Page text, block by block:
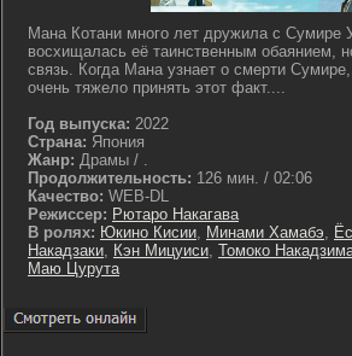
Мана Котани много лет дружила с Сумире
восхищалась её таинственным обаянием,
связь. Когда Мана узнает о смерти
очень тяжело принять этот факт....
Год выпуска: 2022
Страна: Япония
Жанр: Драмы / .
Продолжительность: 126 мин. / 02:06
Качество: WEB-DL
Режиссер: Рютаро Накагава
В ролях: Юкино Кисии, Минами Хамабэ,
Накадзаки, Кэн Мицуиси, Томоко
Маю Цурута